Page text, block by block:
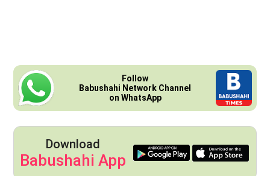
Follow
Babushahi Network Channel
on WhatsApp
Download
Babushahi App